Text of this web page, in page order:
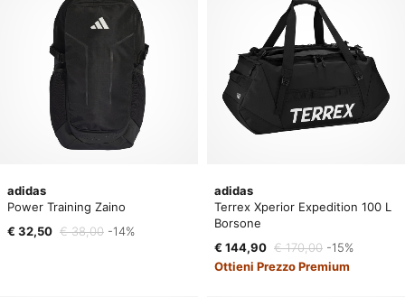
adidas
Power Training Zaino
€ 32,50 € 38,00 -14%
adidas
Terrex Xperior Expedition 100 L
Borsone
€ 144,90 € 170,00 -15%
Ottieni Prezzo Premium